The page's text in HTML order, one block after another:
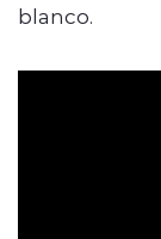
blanco.